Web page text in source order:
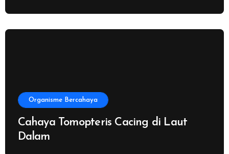
Organisme Bercahaya
Cahaya Tomopteris Cacing di Laut
Dalam